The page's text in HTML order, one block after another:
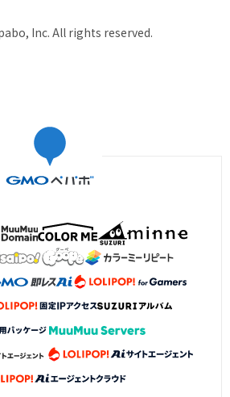
Inc. All rights reserved.